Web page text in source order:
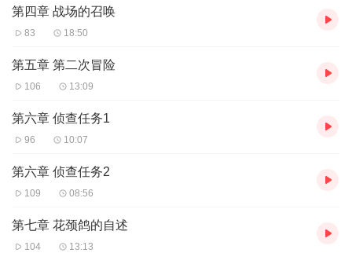
第四章 战场的召唤
83 18:50
第五章 第二次冒险
106 13:09
第六章 侦查任务1
96 10:07
第六章 侦查任务2
109 08:56
第七章 花颈鸽的自述
104 13:13